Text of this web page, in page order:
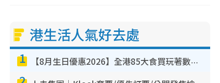
港生活人氣好去處
1 【8月生日優惠2026】全港85大食買玩著數攻略 自助餐/火鍋放題同行免費＋誠品/DONKI送現金券